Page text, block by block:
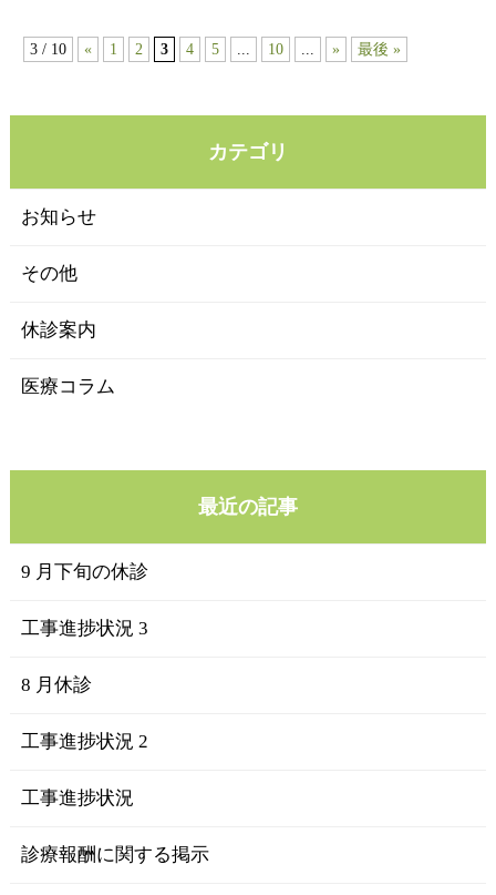
3 / 10 « 1 2 3 4 5 10 » 最後 »
カテゴリ
お知らせ
その他
休診案内
医療コラム
最近の記事
9 月下旬の休診
工事進捗状況 3
8 月休診
工事進捗状況 2
工事進捗状況
診療報酬に関する掲示